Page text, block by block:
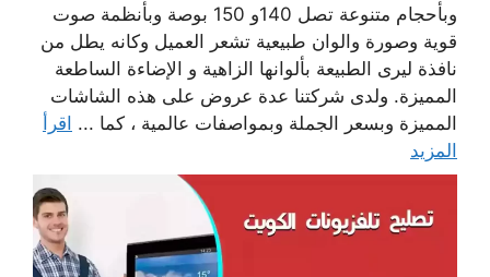
وبأحجام متنوعة تصل 140و 150 بوصة وبأنظمة صوت
قوية وصورة والوان طبيعية تشعر العميل وكانه يطل من
نافذة ليرى الطبيعة بألوانها الزاهية و الإضاءة الساطعة
المميزة. ولدى شركتنا عدة عروض على هذه الشاشات
المميزة وبسعر الجملة وبمواصفات عالمية ، كما ... اقرأ
المزيد